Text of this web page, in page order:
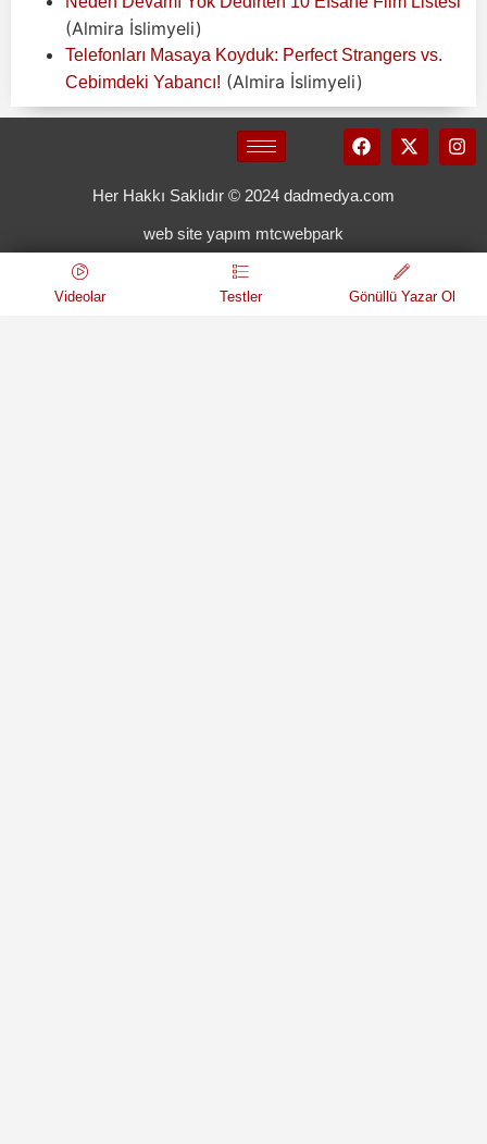
(Almira İslimyeli)
Telefonları Masaya Koyduk: Perfect Strangers vs.
Cebimdeki Yabancı! (Almira İslimyeli)
Her Hakkı Saklıdır © 2024 dadmedya.com
web site yapım mtcwebpark
Videolar Testler Gönüllü Yazar Ol